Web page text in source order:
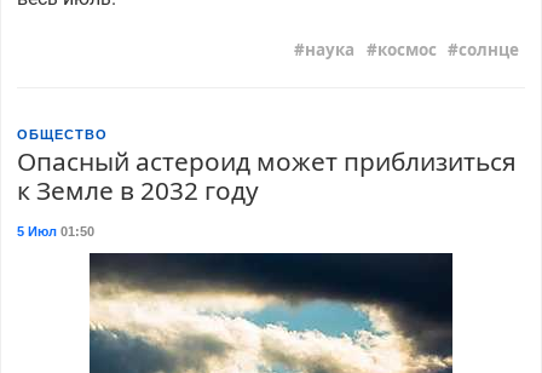
наука космос солнце
ОБЩЕСТВО
Опасный астероид может приблизиться
к Земле в 2032 году
5 Июл01:50